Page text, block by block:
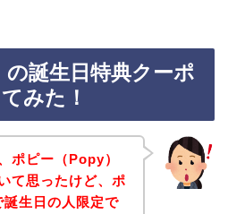
誕生日特典クーポ
みた！
ポピー（Popy）
て思ったけど、ポ
生日の人限定で